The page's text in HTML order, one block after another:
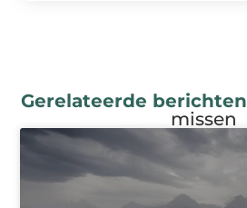
Gerelateerde berichten
missen